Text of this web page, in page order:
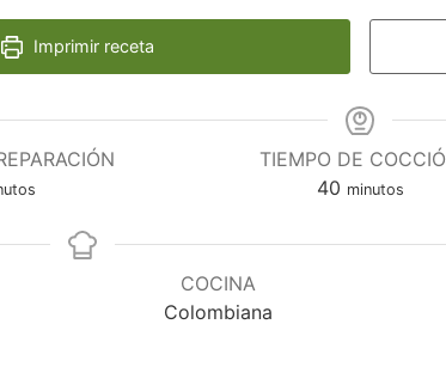
Imprimir receta
TIEMPO DE
40minutos
minutos
COCINA
Colombiana